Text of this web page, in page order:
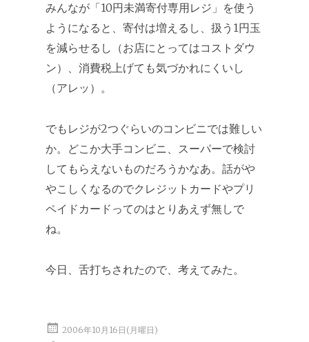
みんなが「10円未満寄付専用レジ」を使う
ようになると、寄付は増えるし、扱う1円玉
を減らせるし（お店にとってはコストダウ
ン）、消費税上げても気づかれにくいし
（アレッ）。
でもレジが2つぐらいのコンビニでは難しい
か。どこか大手コンビニ、スーパーで検討
してもらえないものだろうかなあ。話がや
やこしくなるのでクレジットカードやプリ
ペイドカードってのはとりあえず無しで
ね。
今日、舌打ちされたので、考えてみた。
2006年10月16日(月曜日)